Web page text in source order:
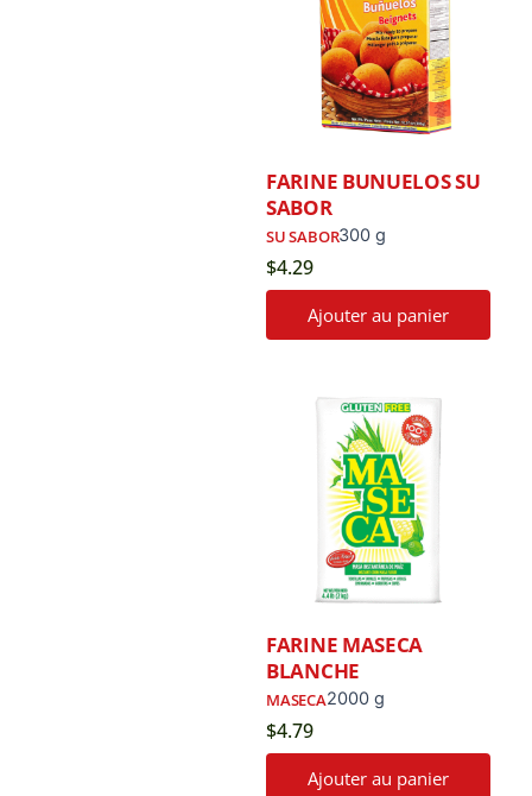
FARINE BUNUELOS SU
SABOR
SU SABOR300 g
$4.29
Ajouter au panier
FARINE MASECA
BLANCHE
MASECA2000 g
$4.79
Ajouter au panier